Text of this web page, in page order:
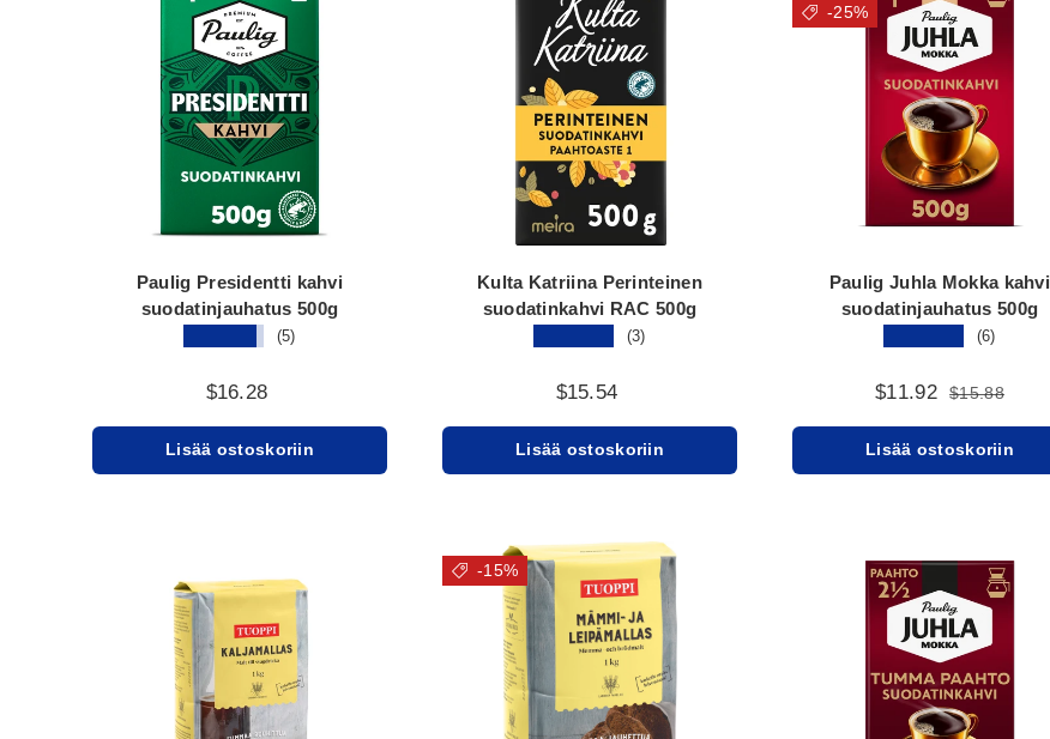
Paulig Presidentti kahvi
suodatinjauhatus 500g
(5)
$16.28
Lisää ostoskoriin
Kulta Katriina Perinteinen
suodatinkahvi RAC 500g
(3)
$15.54
Lisää ostoskoriin
-25%
Paulig Juhla Mokka kahvi
suodatinjauhatus 500g
(6)
$11.92 $15.88
Lisää ostoskoriin
-15%